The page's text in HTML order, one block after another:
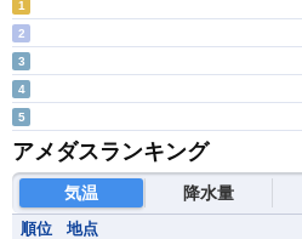
1
2
3
4
5
アメダスランキング
気温 降水量
順位 地点